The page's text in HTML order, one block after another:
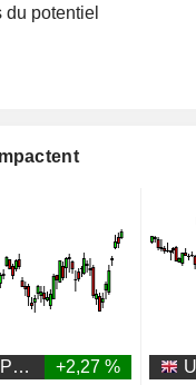
du potentiel
NVIDIA CORPORATION
+2,27 %